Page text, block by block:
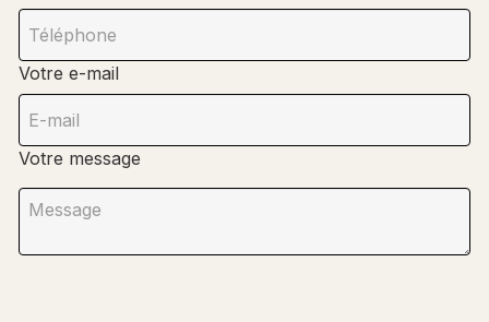
Votre e-mail
Votre message